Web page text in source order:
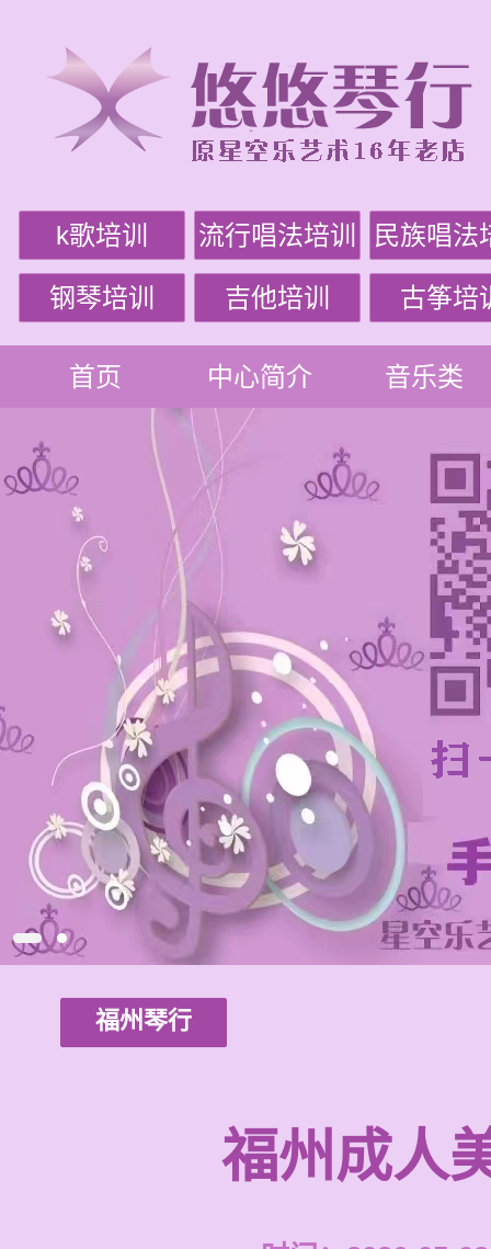
k歌培训 流行唱法培训 民族唱法
钢琴培训 吉他培训 古筝培
首页 中心简介 音乐类
福州琴行
福州成人